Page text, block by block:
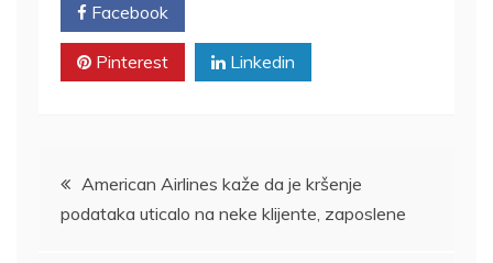
Facebook
Pinterest Linkedin
Kretanje
članka
American Airlines kaže da je kršenje
podataka uticalo na neke klijente, zaposlene